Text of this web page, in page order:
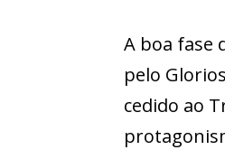
A boa fase
pelo
cedido ao